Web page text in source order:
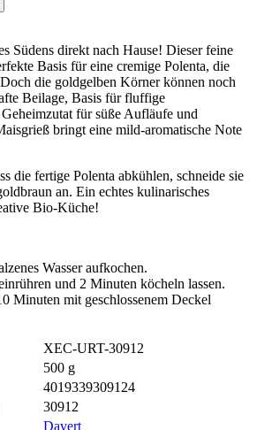
Südens direkt nach Hause! Dieser feine
Basis für eine cremige Polenta, die
die goldgelben Körner können noch
Beilage, Basis für fluffige
für süße Aufläufe und
bringt eine mild-aromatische Note
die fertige Polenta abkühlen, schneide sie
an. Ein echtes kulinarisches
Bio-Küche!
Wasser aufkochen.
und 2 Minuten köcheln lassen.
Minuten mit geschlossenem Deckel
XEC-URT-30912
500 g
4019339309124
30912
Davert